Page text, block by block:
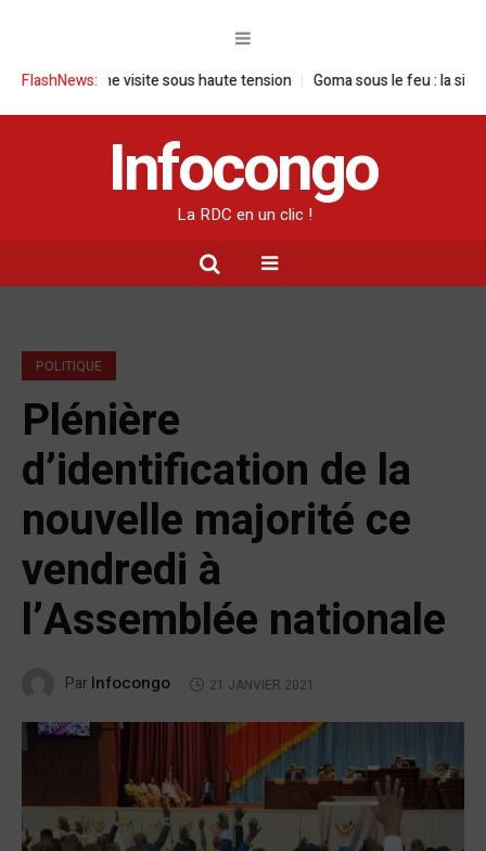
FlashNews:
: une visite sous haute tension Goma sous le feu : la situation
Infocongo
La RDC en un clic !
POLITIQUE
Plénière
d’identification de la
nouvelle majorité ce
vendredi à
l’Assemblée nationale
Par Infocongo 21 JANVIER 2021